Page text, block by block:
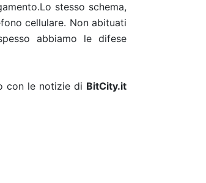
stesso schema,
cellulare. Non abituati
abbiamo le difese
con le notizie di BitCity.it